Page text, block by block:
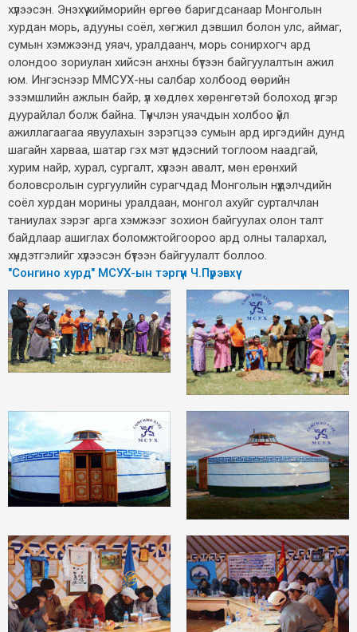
хүлээсэн. Энэхүү хийморийн өргөө баригдсанаар Монголын
хурдан морь, адууны соёл, хөгжил дэвшил болон улс, аймаг,
сумын хэмжээнд уяач, уралдаанч, морь сонирхогч ард
олондоо зориулан хийсэн анхны бүтээн байгуулалтын ажил
юм. Ингэснээр ММСУХ-ны салбар холбоод өөрийн
эзэмшлийн ажлын байр, үл хөдлөх хөрөнгөтэй болоход үлгэр
дуурайлал болж байна. Түүнчлэн уяачдын холбоо үйл
ажиллагаагаа явуулахын зэрэгцээ сумын ард иргэдийн дунд
шагайн харваа, шатар гэх мэт үндэсний тоглоом наадгай,
хурим найр, хурал, сургалт, хүлээн авалт, мөн ерөнхий
боловсролын сургуулийн сурагчдад Монголын нүүдэлчдийн
соёл хурдан морины уралдаан, монгол ахуйг сурталчлан
таниулах зэрэг арга хэмжээг зохион байгуулах олон талт
байдлаар ашиглах боломжтойгоороо ард олны талархал,
хүндэтгэлийг хүлээсэн бүтээн байгуулалт боллоо.
"Сонгино хурд" МСУХ-ын тэргүүн Ч.Пүрэвхүү